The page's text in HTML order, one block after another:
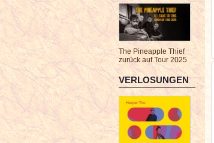
The Pineapple Thief
zurück auf Tour 2025
VERLOSUNGEN